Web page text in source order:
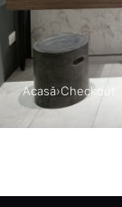
Acasă›Checkout